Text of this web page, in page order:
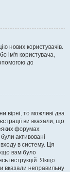
нових користувачів.
ім'я користувача,
до
вірні, то можливі два
ви вказали, що
форумах
активовані
в систему. Ця
вам було
інструкцій. Якщо
вказали неправильну